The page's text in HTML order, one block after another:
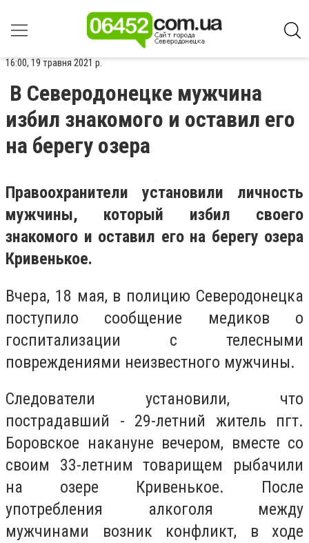
16:00, 19 травня 2021 р.
В Северодонецке мужчина
избил знакомого и оставил его
на берегу озера
Правоохранители установили личность
мужчины, который избил своего
знакомого и оставил его на берегу озера
Кривенькое.
Вчера, 18 мая, в полицию Северодонецка
поступило сообщение медиков о
госпитализации с телесными
повреждениями неизвестного мужчины.
Следователи установили, что
пострадавший - 29-летний житель пгт.
Боровское накануне вечером, вместе со
своим 33-летним товарищем рыбачили
на озере Кривенькое. После
употребления алкоголя между
мужчинами возник конфликт, в ходе